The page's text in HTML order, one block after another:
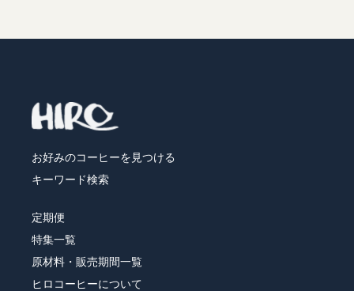
お好みのコーヒーを見つける
キーワード検索
定期便
特集一覧
原材料・販売期間一覧
ヒロコーヒーについて